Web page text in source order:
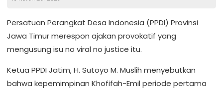
Persatuan Perangkat Desa Indonesia (PPDI) Provinsi
Jawa Timur merespon ajakan provokatif yang
mengusung isu no viral no justice itu.
Ketua PPDI Jatim, H. Sutoyo M. Muslih menyebutkan
bahwa kepemimpinan Khofifah-Emil periode pertama